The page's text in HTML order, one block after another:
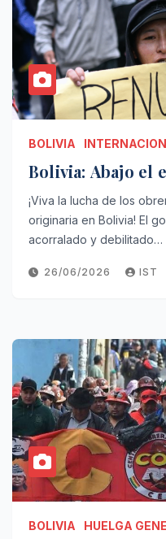
BOLIVIA
Bolivia: Abajo el
¡Viva la lucha de los
originaria en Bolivia! El
acorralado y debilitado…
26/06/2026 IST
BOLIVIA HUELGA